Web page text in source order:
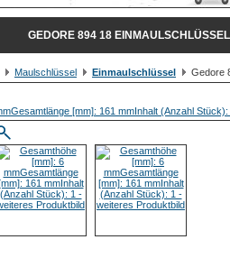
GEDORE 894 18 EINMAULSCHLÜSSEL
Maulschlüssel Einmaulschlüssel Gedore